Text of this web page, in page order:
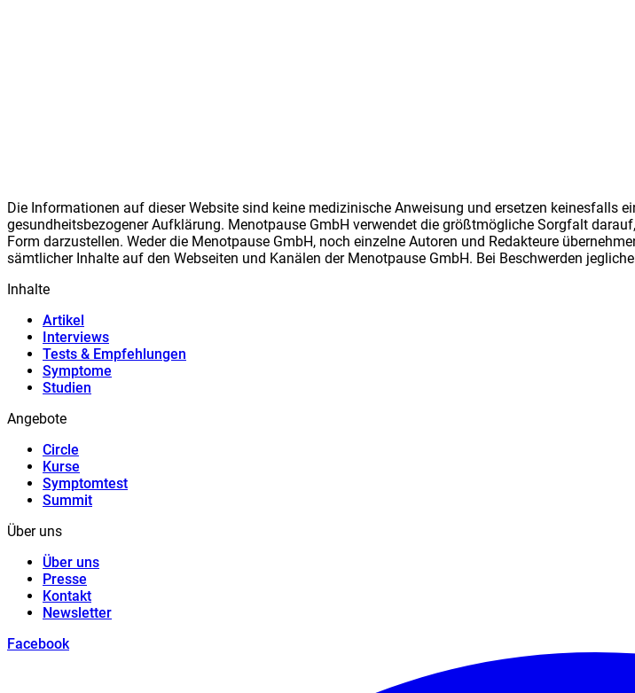
Die Informationen auf dieser Website sind keine medizinische Anweisung und ersetzen keinesfalls
gesundheitsbezogener Aufklärung. Menotpause GmbH verwendet die größtmögliche Sorgfalt
Form darzustellen. Weder die Menotpause GmbH, noch einzelne Autoren und Redakteure
sämtlicher Inhalte auf den Webseiten und Kanälen der Menotpause GmbH. Bei Beschwerden
Inhalte
Artikel
Interviews
Tests & Empfehlungen
Symptome
Studien
Angebote
Circle
Kurse
Symptomtest
Summit
Über uns
Über uns
Presse
Kontakt
Newsletter
Facebook